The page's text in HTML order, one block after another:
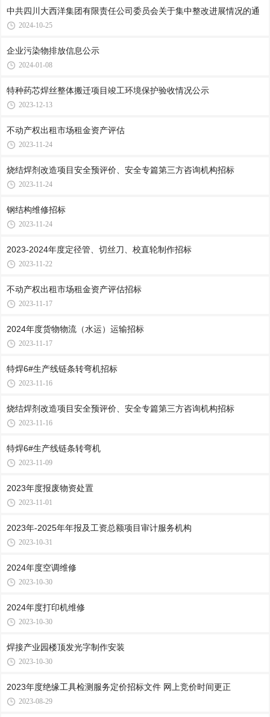
中共四川大西洋集团有限责任公司委员会关于集中整改进展情况的通
2024-10-25
企业污染物排放信息公示
2024-01-08
特种药芯焊丝整体搬迁项目竣工环境保护验收情况公示
2023-12-13
不动产权出租市场租金资产评估
2023-11-24
烧结焊剂改造项目安全预评价、安全专篇第三方咨询机构招标
2023-11-24
钢结构维修招标
2023-11-24
2023-2024年度定径管、切丝刀、校直轮制作招标
2023-11-22
不动产权出租市场租金资产评估招标
2023-11-17
2024年度货物物流（水运）运输招标
2023-11-17
特焊6#生产线链条转弯机招标
2023-11-16
烧结焊剂改造项目安全预评价、安全专篇第三方咨询机构招标
2023-11-16
特焊6#生产线链条转弯机
2023-11-09
2023年度报废物资处置
2023-11-01
2023年-2025年年报及工资总额项目审计服务机构
2023-10-31
2024年度空调维修
2023-10-30
2024年度打印机维修
2023-10-30
焊接产业园楼顶发光字制作安装
2023-10-30
2023年度绝缘工具检测服务定价招标文件 网上竞价时间更正
2023-08-29